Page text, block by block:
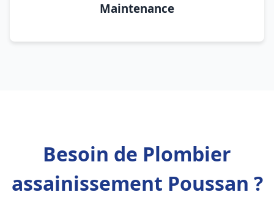
Maintenance
Besoin de Plombier
assainissement Poussan ?